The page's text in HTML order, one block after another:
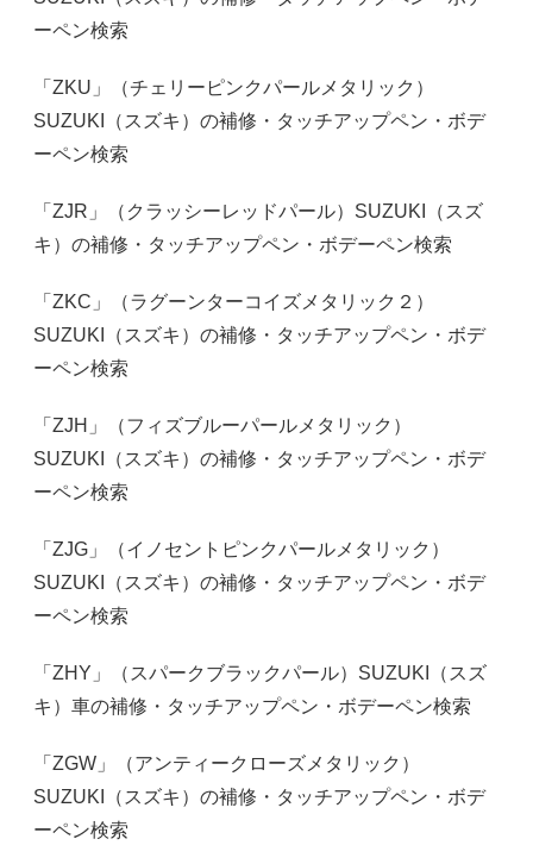
ーペン検索
「ZKU」（チェリーピンクパールメタリック）
SUZUKI（スズキ）の補修・タッチアップペン・ボデ
ーペン検索
「ZJR」（クラッシーレッドパール）SUZUKI（スズ
キ）の補修・タッチアップペン・ボデーペン検索
「ZKC」（ラグーンターコイズメタリック２）
SUZUKI（スズキ）の補修・タッチアップペン・ボデ
ーペン検索
「ZJH」（フィズブルーパールメタリック）
SUZUKI（スズキ）の補修・タッチアップペン・ボデ
ーペン検索
「ZJG」（イノセントピンクパールメタリック）
SUZUKI（スズキ）の補修・タッチアップペン・ボデ
ーペン検索
「ZHY」（スパークブラックパール）SUZUKI（スズ
キ）車の補修・タッチアップペン・ボデーペン検索
「ZGW」（アンティークローズメタリック）
SUZUKI（スズキ）の補修・タッチアップペン・ボデ
ーペン検索